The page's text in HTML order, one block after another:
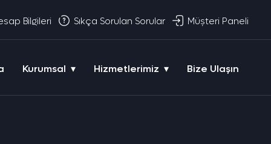
Bilgileri Sıkça Sorulan Sorular Müşteri Paneli
Kurumsal Hizmetlerimiz Bize Ulaşın